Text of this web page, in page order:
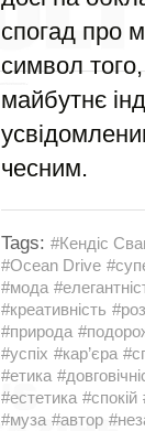
спогад про
символ
майбутнє
чесним.
Tags: #Кендіс
#Ocean Drive
#мода
#креативність
#природа
#успіх #кар’єра
#етика
#естетика #спокій
#муза #автор